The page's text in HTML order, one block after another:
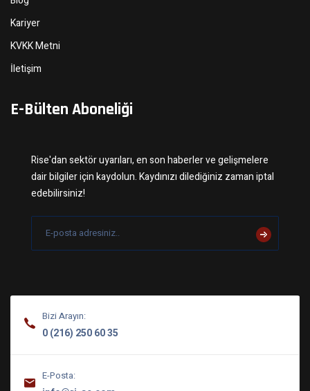
Kariyer
KVKK Metni
İletişim
E-Bülten Aboneliği
Rise'dan sektör uyarıları, en son haberler ve gelişmelere
dair bilgiler için kaydolun. Kaydınızı dilediğiniz zaman iptal
edebilirsiniz!
Bizi Arayın:
0 (216) 250 60 35
E-Posta: